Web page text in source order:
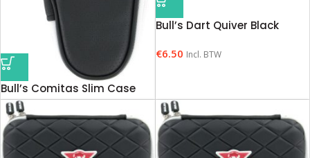
Bull’s Comitas Slim Case
€11.95 Incl. BTW
Bull’s Dart Quiver Black
€6.50 Incl. BTW